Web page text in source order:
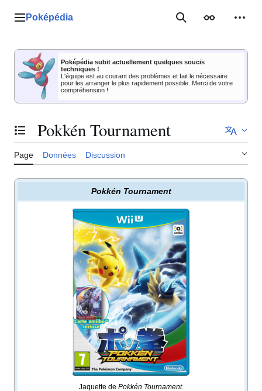
Menu principal
Poképédia RechercherApparence
Poképédia subit actuellement quelques soucis
techniques !
L'équipe est au courant des problèmes et fait le nécessaire
pour les arranger le plus rapidement possible. Merci de votre
compréhension !
Basculer la table des matières
Pokkén Tournament
Page Données Discussion
Pokkén Tournament
Jaquette de Pokkén Tournament.